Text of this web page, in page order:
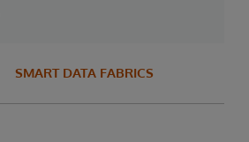
SMART DATA FABRICS